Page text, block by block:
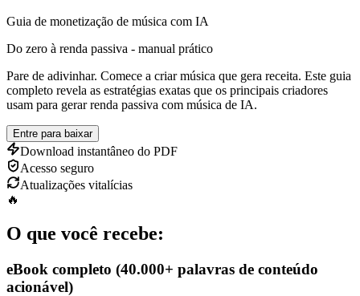
Guia de monetização de música com IA
Do zero à renda passiva - manual prático
Pare de adivinhar. Comece a criar música que gera receita. Este guia
completo revela as estratégias exatas que os principais criadores
usam para gerar renda passiva com música de IA.
Entre para baixar
Download instantâneo do PDF
Acesso seguro
Atualizações vitalícias
🔥
O que você recebe:
eBook completo (40.000+ palavras de conteúdo
acionável)